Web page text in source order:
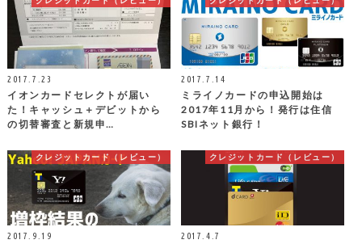
2017.7.23
イオンカードセレクトが届い
た！キャッシュ＋デビットから
の切替審査と新規申…
2017.7.14
ミライノカードの申込開始は
2017年11月から！発行は住信
SBIネット銀行！
クレジットカード（レビュー）
2017.9.19
クレジットカード（レビュー）
2017.4.7